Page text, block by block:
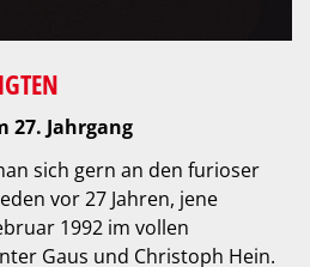
27. Jahrgang
sich gern an den furioser
vor 27 Jahren, jene
1992 im vollen
Gaus und Christoph Hein.